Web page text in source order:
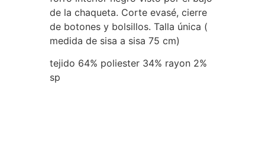
de la chaqueta. Corte evasé, cierre
de botones y bolsillos. Talla única (
medida de sisa a sisa 75 cm)
tejido 64% poliester 34% rayon 2%
sp